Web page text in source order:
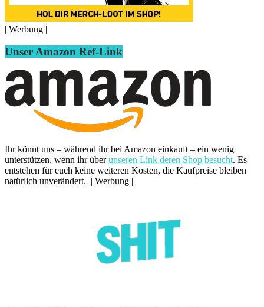
| Werbung |
Unser Amazon Ref-Link
Ihr könnt uns – während ihr bei Amazon einkauft – ein wenig
unterstützen, wenn ihr überunseren Link deren Shop besucht. Es
entstehen für euch keine weiteren Kosten, die Kaufpreise bleiben
natürlich unverändert. | Werbung |